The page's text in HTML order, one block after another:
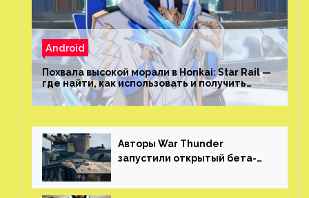
Android
Похвала высокой морали в Honkai: Star Rail —
где найти, как использовать и получить
скрытые достижения
Авторы War Thunder
запустили открытый бета-
трейлер и скриншоты